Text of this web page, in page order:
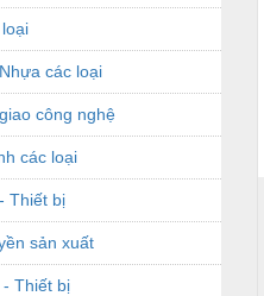
các loại
công nghệ
các loại
Thiết bị
sản xuất
- Thiết bị